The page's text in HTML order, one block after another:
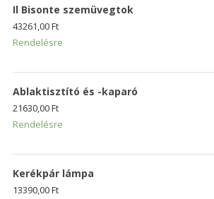
Il Bisonte szemüvegtok
43261,00Ft
Rendelésre
Ablaktisztító és -kaparó
21630,00Ft
Rendelésre
Kerékpár lámpa
13390,00Ft